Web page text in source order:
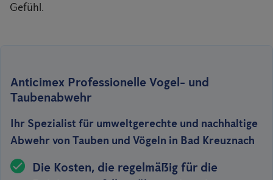
Gefühl.
Anticimex Professionelle Vogel- und
Taubenabwehr
Ihr Spezialist für umweltgerechte und nachhaltige
Abwehr von Tauben und Vögeln in Bad Kreuznach
Die Kosten, die regelmäßig für die